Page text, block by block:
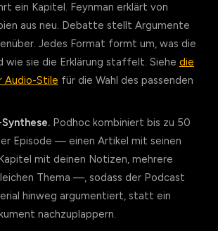
ein Kapitel. Feynman erklärt von
aus neu. Debatte stellt Argumente
Jedes Format formt um, was die
wie sie die Erklärung staffelt. Siehe die
Audio-Stile für die Wahl des passenden
Podhoc kombiniert bis zu 50
Episode — einen Artikel mit seinen
mit deinen Notizen, mehrere
Thema —, sodass der Podcast
hinweg argumentiert, statt ein
nachzuplappern.